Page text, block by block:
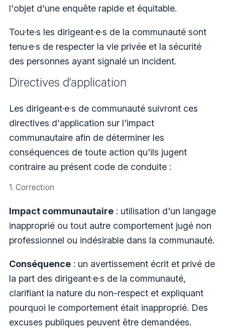
l'objet d'une enquête rapide et équitable.
Tou·te·s les dirigeant·e·s de la communauté sont
tenu·e·s de respecter la vie privée et la sécurité
des personnes ayant signalé un incident.
Directives d'application
Les dirigeant·e·s de communauté suivront ces
directives d'application sur l'impact
communautaire afin de déterminer les
conséquences de toute action qu'ils jugent
contraire au présent code de conduite :
1. Correction
Impact communautaire : utilisation d'un langage
inapproprié ou tout autre comportement jugé non
professionnel ou indésirable dans la communauté.
Conséquence : un avertissement écrit et privé de
la part des dirigeant·e·s de la communauté,
clarifiant la nature du non-respect et expliquant
pourquoi le comportement était inapproprié. Des
excuses publiques peuvent être demandées.